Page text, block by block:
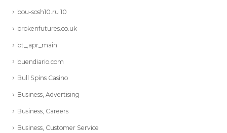
bou-sosh10.ru 10
brokenfutures.co.uk
bt_,apr_main
buendiario.com
Bull Spins Casino
Business, Advertising
Business, Careers
Business, Customer Service